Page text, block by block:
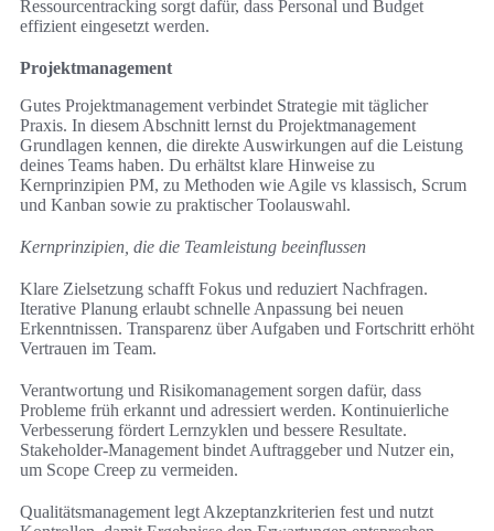
Ressourcentracking sorgt dafür, dass Personal und Budget
effizient eingesetzt werden.
Projektmanagement
Gutes Projektmanagement verbindet Strategie mit täglicher
Praxis. In diesem Abschnitt lernst du Projektmanagement
Grundlagen kennen, die direkte Auswirkungen auf die Leistung
deines Teams haben. Du erhältst klare Hinweise zu
Kernprinzipien PM, zu Methoden wie Agile vs klassisch, Scrum
und Kanban sowie zu praktischer Toolauswahl.
Kernprinzipien, die die Teamleistung beeinflussen
Klare Zielsetzung schafft Fokus und reduziert Nachfragen.
Iterative Planung erlaubt schnelle Anpassung bei neuen
Erkenntnissen. Transparenz über Aufgaben und Fortschritt erhöht
Vertrauen im Team.
Verantwortung und Risikomanagement sorgen dafür, dass
Probleme früh erkannt und adressiert werden. Kontinuierliche
Verbesserung fördert Lernzyklen und bessere Resultate.
Stakeholder-Management bindet Auftraggeber und Nutzer ein,
um Scope Creep zu vermeiden.
Qualitätsmanagement legt Akzeptanzkriterien fest und nutzt